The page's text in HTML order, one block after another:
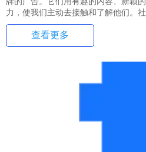
力，使我们主动去接触和了解他们。
间的这种连接，为品牌增添了魅力。
都有必要深化对社交媒体的认识，探
在这些社交平台中，Facebook因其广
查看更多